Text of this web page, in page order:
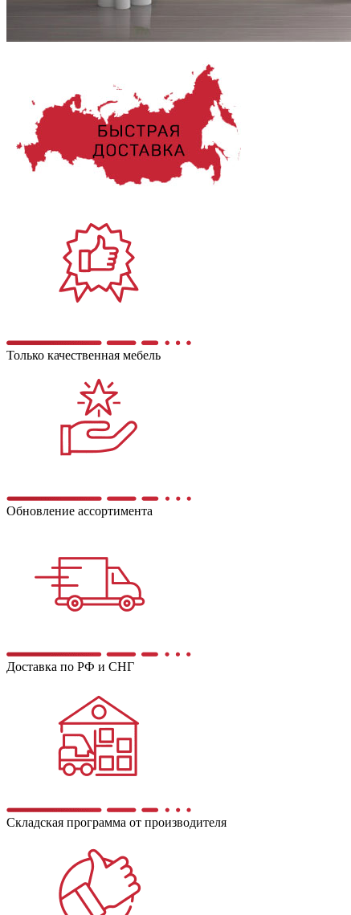
Только качественная мебель
Обновление ассортимента
Доставка по РФ и СНГ
Складская программа от производителя